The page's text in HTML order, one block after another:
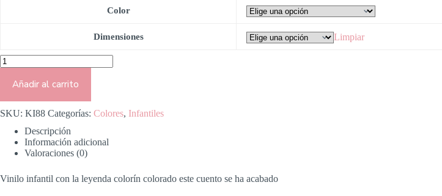
Color
Dimensiones Limpiar
Añadir al carrito
SKU: KI88 Categorías: Colores, Infantiles
Descripción
Información adicional
Valoraciones (0)
Vinilo infantil con la leyenda colorín colorado este cuento se ha acabado